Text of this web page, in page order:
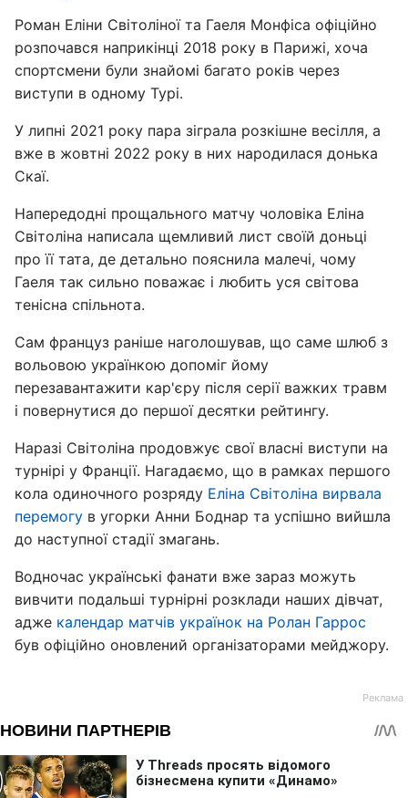
Роман Еліни Світоліної та Гаеля Монфіса офіційно
розпочався наприкінці 2018 року в Парижі, хоча
спортсмени були знайомі багато років через
виступи в одному Турі.
У липні 2021 року пара зіграла розкішне весілля, а
вже в жовтні 2022 року в них народилася донька
Скаї.
Напередодні прощального матчу чоловіка Еліна
Світоліна написала щемливий лист своїй доньці
про її тата, де детально пояснила малечі, чому
Гаеля так сильно поважає і любить уся світова
тенісна спільнота.
Сам француз раніше наголошував, що саме шлюб з
вольовою українкою допоміг йому
перезавантажити кар'єру після серії важких травм
і повернутися до першої десятки рейтингу.
Наразі Світоліна продовжує свої власні виступи на
турнірі у Франції. Нагадаємо, що в рамках першого
кола одиночного розряду Еліна Світоліна вирвала
перемогу в угорки Анни Боднар та успішно вийшла
до наступної стадії змагань.
Водночас українські фанати вже зараз можуть
вивчити подальші турнірні розклади наших дівчат,
адже календар матчів українок на Ролан Гаррос
був офіційно оновлений організаторами мейджору.